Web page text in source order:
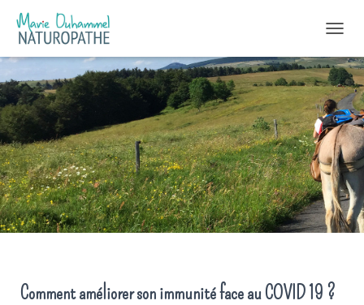
Comment améliorer son immunité face au COVID 19
?
Publié parMarie Naturopathele8 avril 2020
Comment améliorer son immunité face au COVID 19 ?